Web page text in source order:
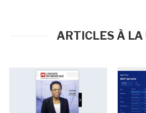
ARTICLES À LA